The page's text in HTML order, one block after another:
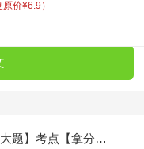
价¥6.9）
题】考点【拿分必